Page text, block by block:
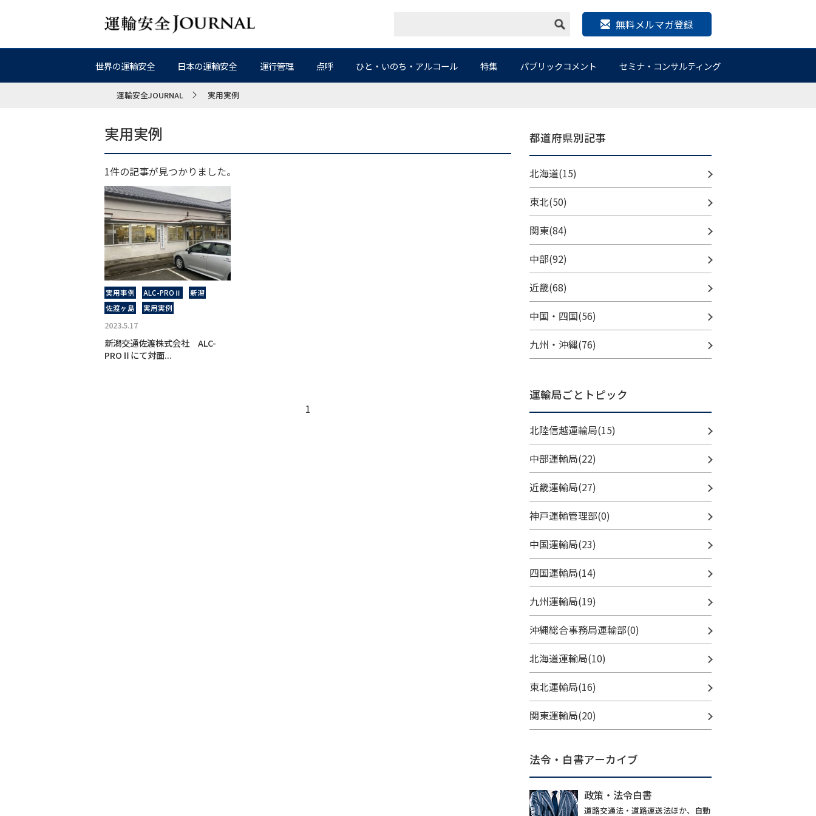
無料メルマガ登録
世界の運輸安全 日本の運輸安全 運行管理 点呼 ひと・いのち・アルコール 特集 パブリックコメント セミナ・コンサルティング
運輸安全JOURNAL 実用実例
実用実例
1件の記事が見つかりました。
実用事例 ALC-PROⅡ
新潟
佐渡ヶ島
実用実例
2023.5.17
新潟交通佐渡株式会社 ALC-
PROⅡにて対面...
1
都道府県別記事
北海道(15)
東北(50)
関東(84)
中部(92)
近畿(68)
中国・四国(56)
九州・沖縄(76)
運輸局ごとトピック
北陸信越運輸局(15)
中部運輸局(22)
近畿運輸局(27)
神戸運輸管理部(0)
中国運輸局(23)
四国運輸局(14)
九州運輸局(19)
沖縄総合事務局運輸部(0)
北海道運輸局(10)
東北運輸局(16)
関東運輸局(20)
法令・白書アーカイブ
政策・法令白書
道路交通法・道路運送法ほか、自動